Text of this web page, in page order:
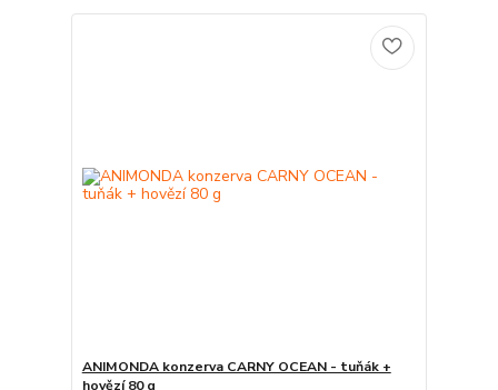
ANIMONDA konzerva CARNY OCEAN - tuňák +
hovězí 80 g